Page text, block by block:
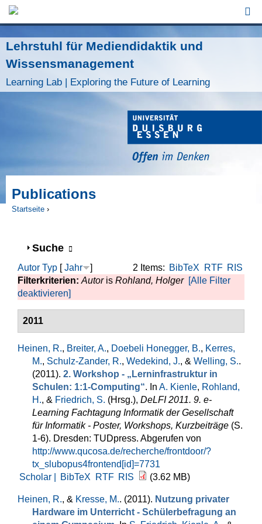
Lehrstuhl für Mediendidaktik und
Wissensmanagement
Learning Lab | Exploring the Future of Learning
Publications
Startseite ›
Anzeigen
Suche
2 Items: BibTeX RTF RIS
Autor Typ [Jahr
]
Filterkriterien: Autoris Rohland, Holger [Alle Filter
deaktivieren]
2011
Heinen, R., Breiter, A., Doebeli Honegger, B., Kerres,
M., Schulz-Zander, R., Wedekind, J., & Welling, S..
(2011). 2. Workshop - „Lerninfrastruktur in
Schulen: 1:1-Computing“. In A. Kienle, Rohland,
H., & Friedrich, S. (Hrsg.), DeLFI 2011. 9. e-
Learning Fachtagung Informatik der Gesellschaft
für Informatik - Poster, Workshops, Kurzbeiträge (S.
1-6). Dresden: TUDpress. Abgerufen von
http://www.qucosa.de/recherche/frontdoor/?
tx_slubopus4frontend[id]=7731
Scholar |
BibTeX RTF RIS (3.62 MB)
Heinen, R., & Kresse, M.. (2011). Nutzung privater
Hardware im Unterricht - Schülerbefragung an